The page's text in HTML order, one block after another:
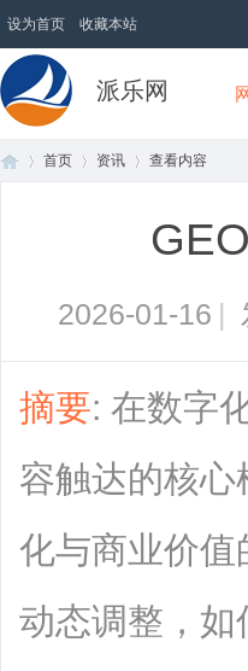
设为首页 收藏本站
派乐网
首页 资讯 查看内容
2026-01-16 |
摘要: 在数字
容触达的核
化与商业价
动态调整，如